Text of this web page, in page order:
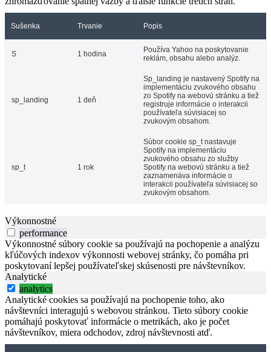
Sušenka Trvanie Popis
S 1 hodina
Používa Yahoo na poskytovanie
reklám, obsahu alebo analýz.
sp_landing 1 deň
Sp_landing je nastavený Spotify na
implementáciu zvukového obsahu
zo Spotify na webovú stránku a tiež
registruje informácie o interakcii
používateľa súvisiacej so
zvukovým obsahom.
sp_t 1 rok
Súbor cookie sp_t nastavuje
Spotify na implementáciu
zvukového obsahu zo služby
Spotify na webovú stránku a tiež
zaznamenáva informácie o
interakcii používateľa súvisiacej so
zvukovým obsahom.
Výkonnostné
performance
Výkonnostné súbory cookie sa používajú na pochopenie a analýzu
kľúčových indexov výkonnosti webovej stránky, čo pomáha pri
poskytovaní lepšej používateľskej skúsenosti pre návštevníkov.
Analytické
analytics
Analytické cookies sa používajú na pochopenie toho, ako
návštevníci interagujú s webovou stránkou. Tieto súbory cookie
pomáhajú poskytovať informácie o metrikách, ako je počet
návštevníkov, miera odchodov, zdroj návštevnosti atď.